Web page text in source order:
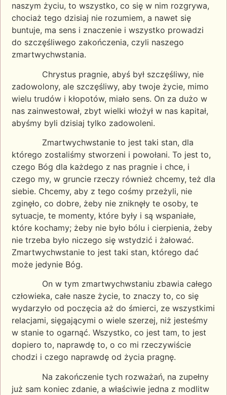
naszym życiu, to wszystko, co się w nim rozgrywa,
chociaż tego dzisiaj nie rozumiem, a nawet się
buntuje, ma sens i znaczenie i wszystko prowadzi
do szczęśliwego zakończenia, czyli naszego
zmartwychwstania.
Chrystus pragnie, abyś był szczęśliwy, nie
zadowolony, ale szczęśliwy, aby twoje życie, mimo
wielu trudów i kłopotów, miało sens. On za dużo w
nas zainwestował, zbyt wielki włożył w nas kapitał,
abyśmy byli dzisiaj tylko zadowoleni.
Zmartwychwstanie to jest taki stan, dla
którego zostaliśmy stworzeni i powołani. To jest to,
czego Bóg dla każdego z nas pragnie i chce, i
czego my, w gruncie rzeczy również chcemy, też dla
siebie. Chcemy, aby z tego cośmy przeżyli, nie
zginęło, co dobre, żeby nie zniknęły te osoby, te
sytuacje, te momenty, które były i są wspaniałe,
które kochamy; żeby nie było bólu i cierpienia, żeby
nie trzeba było niczego się wstydzić i żałować.
Zmartwychwstanie to jest taki stan, którego dać
może jedynie Bóg.
On w tym zmartwychwstaniu zbawia całego
człowieka, całe nasze życie, to znaczy to, co się
wydarzyło od poczęcia aż do śmierci, ze wszystkimi
relacjami, sięgającymi o wiele szerzej, niż jesteśmy
w stanie to ogarnąć. Wszystko, co jest tam, to jest
dopiero to, naprawdę to, o co mi rzeczywiście
chodzi i czego naprawdę od życia pragnę.
Na zakończenie tych rozważań, na zupełny
już sam koniec zdanie, a właściwie jedna z modlitw